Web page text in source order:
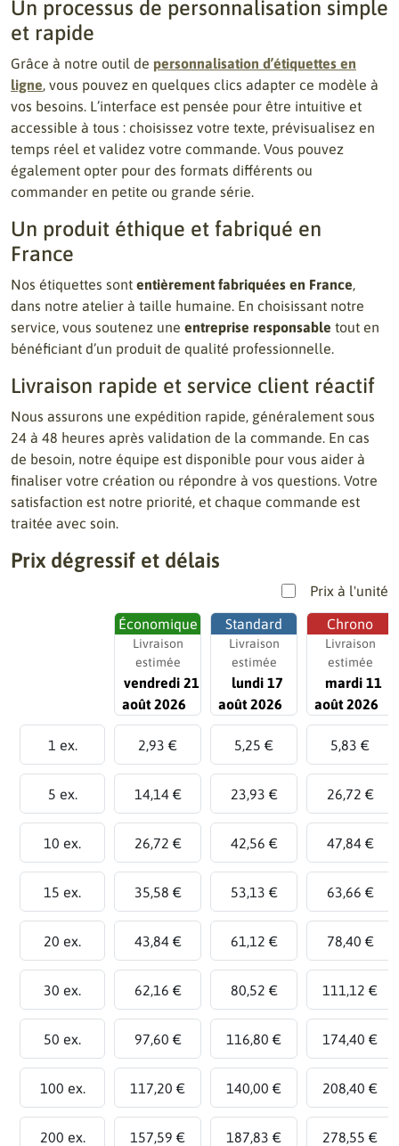
Un processus de personnalisation simple
et rapide
Grâce à notre outil de personnalisation d’étiquettes en
ligne, vous pouvez en quelques clics adapter ce modèle à
vos besoins. L’interface est pensée pour être intuitive et
accessible à tous : choisissez votre texte, prévisualisez en
temps réel et validez votre commande. Vous pouvez
également opter pour des formats différents ou
commander en petite ou grande série.
Un produit éthique et fabriqué en
France
Nos étiquettes sont entièrement fabriquées en France,
dans notre atelier à taille humaine. En choisissant notre
service, vous soutenez une entreprise responsable tout en
bénéficiant d’un produit de qualité professionnelle.
Livraison rapide et service client réactif
Nous assurons une expédition rapide, généralement sous
24 à 48 heures après validation de la commande. En cas
de besoin, notre équipe est disponible pour vous aider à
finaliser votre création ou répondre à vos questions. Votre
satisfaction est notre priorité, et chaque commande est
traitée avec soin.
Prix dégressif et délais
Prix à l'unité
Économique
Livraison
estimée
vendredi 21
août 2026
Standard
Livraison
estimée
lundi 17
août 2026
Chrono
Livraison
estimée
mardi 11
août 2026
1 ex. 2,93 € 5,25 € 5,83 €
5 ex. 14,14 € 23,93 € 26,72 €
10 ex. 26,72 € 42,56 € 47,84 €
15 ex. 35,58 € 53,13 € 63,66 €
20 ex. 43,84 € 61,12 € 78,40 €
30 ex. 62,16 € 80,52 € 111,12 €
50 ex. 97,60 € 116,80 € 174,40 €
100 ex. 117,20 € 140,00 € 208,40 €
200 ex. 157,59 € 187,83 € 278,55 €